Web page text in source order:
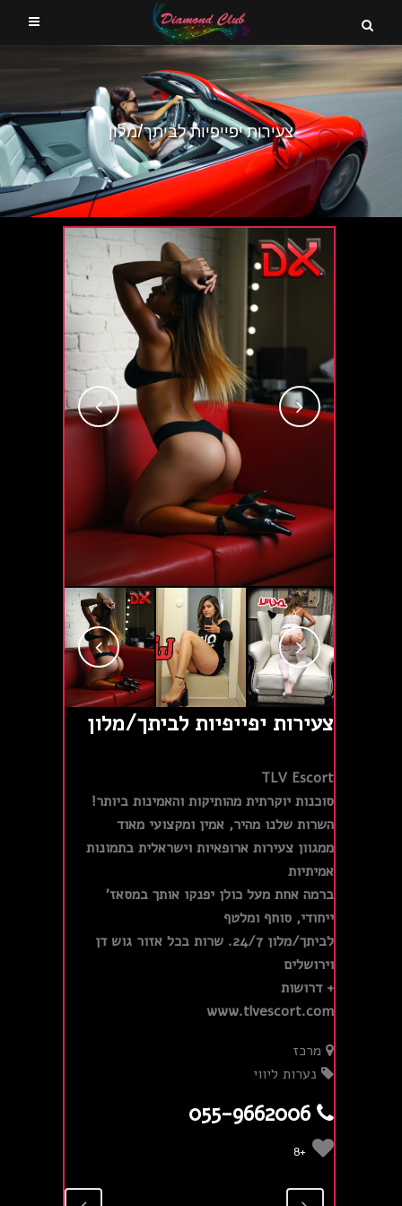
צעירות יפייפיות לביתך/מלון
צעירות יפייפיות לביתך/מלון
TLV Escort
סוכנות יוקרתית מהותיקות והאמינות ביותר!
השרות שלנו מהיר, אמין ומקצועי מאוד
ממגוון צעירות ארופאיות וישראלית בתמונות
אמיתיות
ברמה אחת מעל כולן יפנקו אותך במסאז'
ייחודי, סוחף ומלטף
לביתך/מלון 24/7. שרות בכל אזור גוש דן
וירושלים
+ דרושות
www.tlvescort.com
מרכז
נערות ליווי
+8